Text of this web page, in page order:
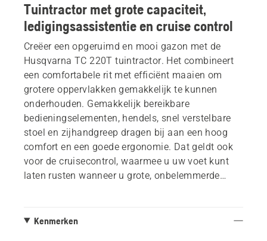
Tuintractor met grote capaciteit,
ledigingsassistentie en cruise control
Creëer een opgeruimd en mooi gazon met de
Husqvarna TC 220T tuintractor. Het combineert
een comfortabele rit met efficiënt maaien om
grotere oppervlakken gemakkelijk te kunnen
onderhouden. Gemakkelijk bereikbare
bedieningselementen, hendels, snel verstelbare
stoel en zijhandgreep dragen bij aan een hoog
comfort en een goede ergonomie. Dat geldt ook
voor de cruisecontrol, waarmee u uw voet kunt
laten rusten wanneer u grote, onbelemmerde
legen. Het legen gaat moeiteloos dankzij de
Kenmerken